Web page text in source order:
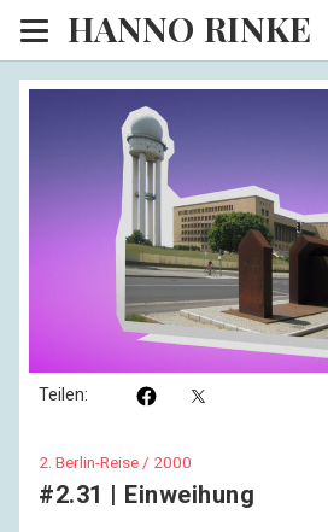
HANNO RINKE
Heim
Sonntagspredigten
Blog
Lesesaal
Hörsaal
Kinosaal
Teilen:
2. Berlin-Reise / 2000
#2.31 | Einweihung